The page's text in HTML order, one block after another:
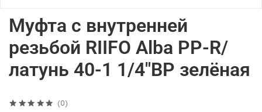
(0)
Муфта с внутренней
резьбой RIIFO Alba PP-R/
латунь 40-1 1/4"ВР зелёная